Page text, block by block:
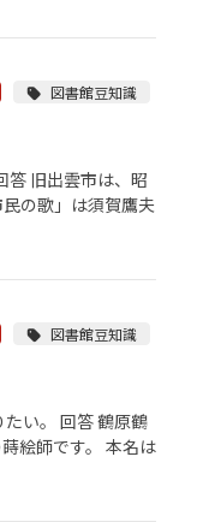
図書館豆知識
答 旧出雲市は、昭
の歌」は須賀鷹夫
図書館豆知識
い。 回答 鶴原鶴
絵師です。 本名は